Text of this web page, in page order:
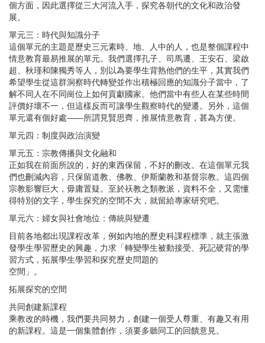
個方面，因此選擇從三大河流入手，探究各朝代的文化和政治發
展。
單元三：時代與知識分子
這個單元的主題是歷史三元素時、地、人中的人，也是整個課程中
情意教育最易推展的單元。我們選擇孔子、司馬遷、王安石、梁啟
超、秋瑾和陳獨秀等人，別以為要學生背熟他們的生平，其實我們
希望學生從這群洞察時代轉變並作出積極回應的知識分子當中，了
解不同人在不同崗位上如何貢獻國家。他們當中有些人在某些時間
評價好壞不一，但這樣反而可讓學生觀察時代的變遷。另外，這個
單元還有個好處——所謂見賢思齊，推展情意教育，甚為方便。
單元四：制度與政治演變
單元五：宗教傳播與文化融和
正如我在前面所說的，好的東西保留，不好的刪改。在這個單元我
們也刪減內容，只保留道教、佛教、伊斯蘭教和基督宗教。這四個
宗教影響巨大，毋庸置疑。至於祆教之類教派，資料不全，又需懂
得特別的文字，學生探究的空間不大，就留給專家研究吧。
單元六：婦女與社會地位：傳統與變遷
目前各地都出現課程改革，例如內地的歷史科課程標準，就主張激
發學生學習歷史的興趣，力求「轉變學生被動接受、死記硬背的學
習方式，拓展學生學習和探究歷史問題的
空間」。
拓展探究的空間
共同創建新課程
乘教改的時機，我們要共同努力，創建一個受人尊重、有趣又有用
的新課程。這是一個集體創作，須要多聽同工的回饋意見。